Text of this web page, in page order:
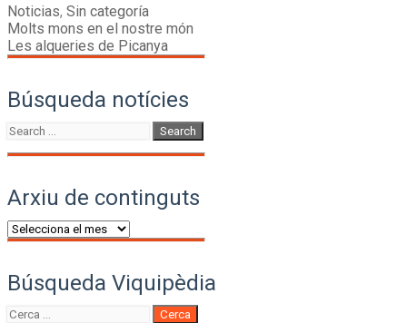
Categories
Noticias, Sin categoría
Post
navigation
Molts mons en el nostre món
Les alqueries de Picanya
Búsqueda notícies
Search
Arxiu de continguts
Arxiu
de
Búsqueda Viquipèdia
Cerca Cerca